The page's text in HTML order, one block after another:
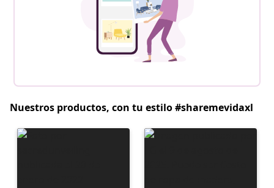
Nuestros productos, con tu estilo #sharemevidaxl